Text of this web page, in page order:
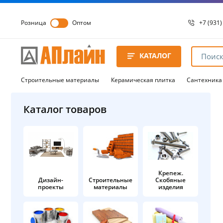
Розница Оптом +7
8 8172
8 8172
КАТАЛОГ
Строительные материалы Керамическая плитка Сантехника
Каталог товаров
Дизайн-
проекты
Строительные
материалы
Крепеж.
Скобяные
изделия